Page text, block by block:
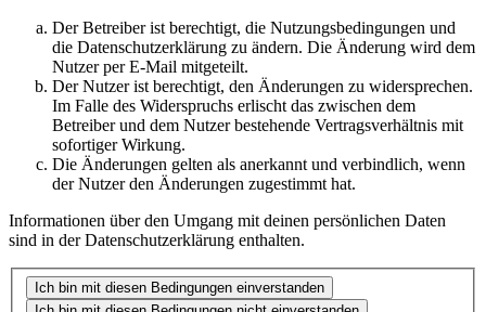
Der Betreiber ist berechtigt, die Nutzungsbedingungen und
die Datenschutzerklärung zu ändern. Die Änderung wird dem
Nutzer per E-Mail mitgeteilt.
Der Nutzer ist berechtigt, den Änderungen zu widersprechen.
Im Falle des Widerspruchs erlischt das zwischen dem
Betreiber und dem Nutzer bestehende Vertragsverhältnis mit
sofortiger Wirkung.
Die Änderungen gelten als anerkannt und verbindlich, wenn
der Nutzer den Änderungen zugestimmt hat.
Informationen über den Umgang mit deinen persönlichen Daten
sind in der Datenschutzerklärung enthalten.